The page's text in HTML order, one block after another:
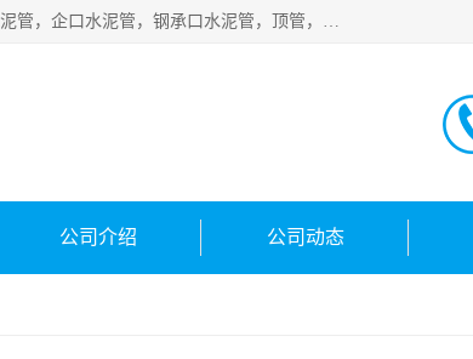
衡水宁瑞建材有限公司批量供应：水泥管、承插口水泥管，混凝土排水管，承插口水泥管，企口水泥管，钢承口水泥管，顶管，平口水泥管，水泥检查井，混凝土检查井，预制混凝土检查井，矩形检查井，圆形检查井等产品。
公司介绍 公司动态